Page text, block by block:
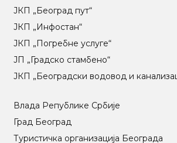
ЈКП „Београд пут“
ЈКП „Инфостан“
ЈКП „Погребне услуге“
ЈП „Градско стамбено“
ЈКП „Београдски водовод и
Влада Републике Србије
Град Београд
Туристичка организација Београда